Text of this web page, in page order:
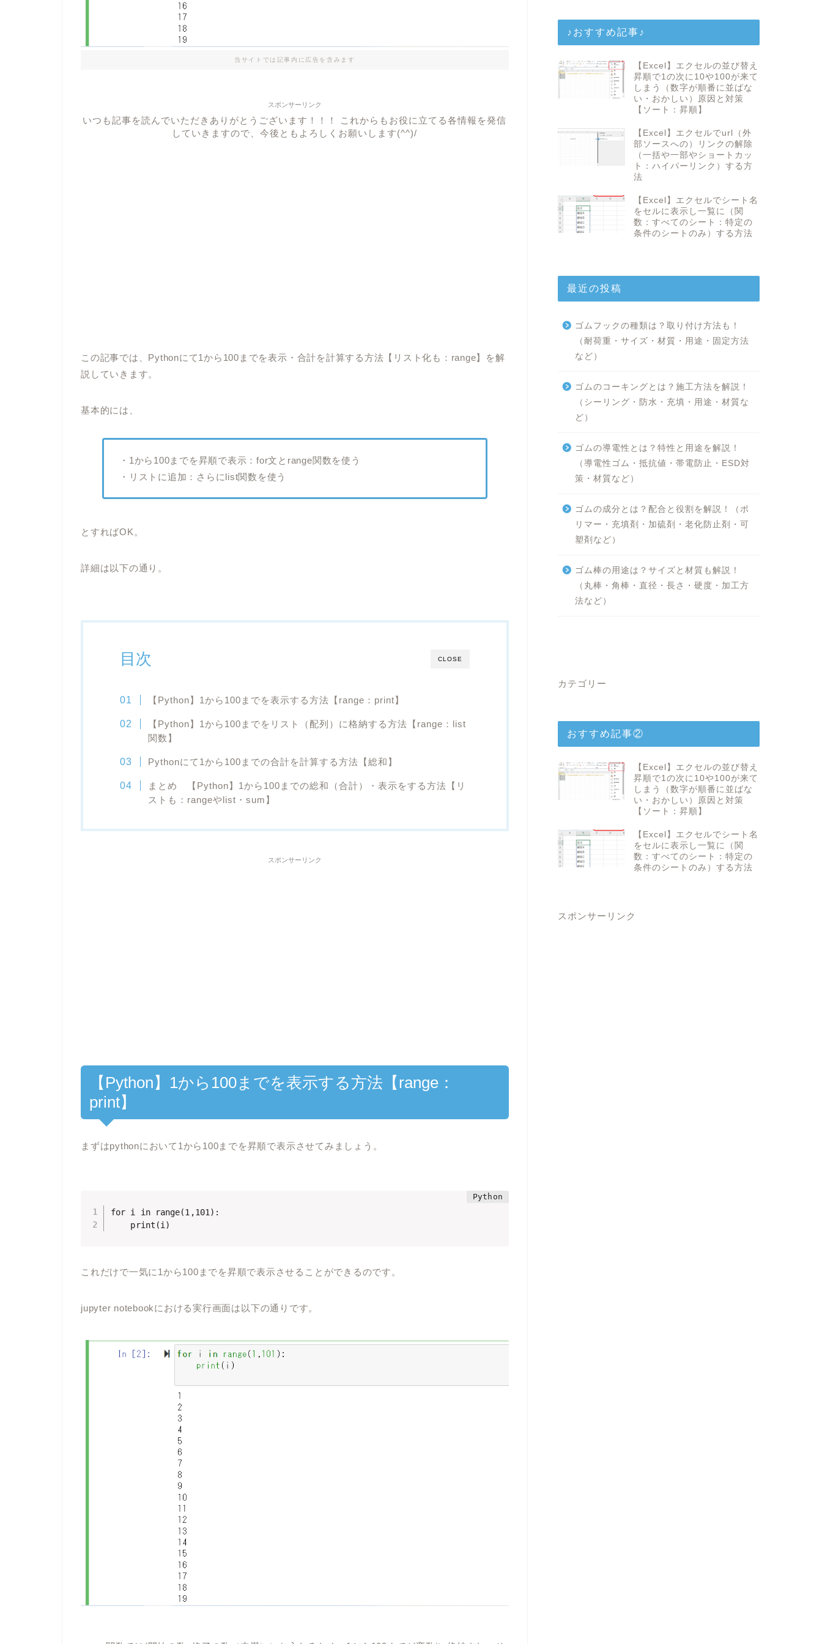
当サイトでは記事内に広告を含みます
スポンサーリンク
いつも記事を読んでいただきありがとうございます！！！ これからもお役に立てる各情報を発信
していきますので、今後ともよろしくお願いします(^^)/
この記事では、Pythonにて1から100までを表示・合計を計算する方法【リスト化も：range】を解
説していきます。
基本的には、
・1から100までを昇順で表示：for文とrange関数を使う
・リストに追加：さらにlist関数を使う
とすればOK。
詳細は以下の通り。
CLOSE
目次
【Python】1から100までを表示する方法【range：print】
【Python】1から100までをリスト（配列）に格納する方法【range：list
関数】
Pythonにて1から100までの合計を計算する方法【総和】
まとめ 【Python】1から100までの総和（合計）・表示をする方法【リ
ストも：rangeやlist・sum】
スポンサーリンク
【Python】1から100までを表示する方法【range：
print】
まずはpythonにおいて1から100までを昇順で表示させてみましょう。
for i in range(1,101):
これだけで一気に1から100までを昇順で表示させることができるのです。
jupyter notebookにおける実行画面は以下の通りです。
♪おすすめ記事♪
【Excel】エクセルの並び替え
昇順で1の次に10や100が来て
しまう（数字が順番に並ばな
い・おかしい）原因と対策
【ソート：昇順】
【Excel】エクセルでurl（外
部ソースへの）リンクの解除
（一括や一部やショートカッ
ト：ハイパーリンク）する方
法
【Excel】エクセルでシート名
をセルに表示し一覧に（関
数：すべてのシート：特定の
条件のシートのみ）する方法
最近の投稿
ゴムフックの種類は？取り付け方法も！
（耐荷重・サイズ・材質・用途・固定方法
など）
ゴムのコーキングとは？施工方法を解説！
（シーリング・防水・充填・用途・材質な
ど）
ゴムの導電性とは？特性と用途を解説！
（導電性ゴム・抵抗値・帯電防止・ESD対
策・材質など）
ゴムの成分とは？配合と役割を解説！（ポ
リマー・充填剤・加硫剤・老化防止剤・可
塑剤など）
ゴム棒の用途は？サイズと材質も解説！
（丸棒・角棒・直径・長さ・硬度・加工方
法など）
カテゴリー
おすすめ記事②
【Excel】エクセルの並び替え
昇順で1の次に10や100が来て
しまう（数字が順番に並ばな
い・おかしい）原因と対策
【ソート：昇順】
【Excel】エクセルでシート名
をセルに表示し一覧に（関
数：すべてのシート：特定の
条件のシートのみ）する方法
スポンサーリンク